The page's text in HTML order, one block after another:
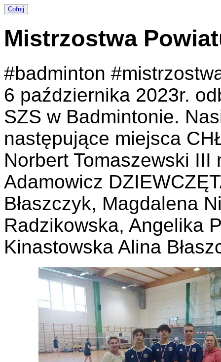
Cofnij
Mistrzostwa
#badminton
6 października 2023r.
SZS w Badmintonie.
następujące miejsca
Norbert Tomaszewski
Adamowicz
Błaszczyk, Magdalena
Radzikowska, Angelika
Kinastowska Alina